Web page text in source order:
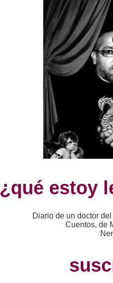
¿qué estoy
Diario de un doctor
Cuentos, de